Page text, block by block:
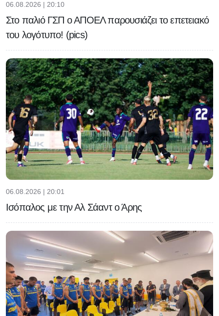
06.08.2026 | 20:10
Στο παλιό ΓΣΠ ο ΑΠΟΕΛ παρουσιάζει το επετειακό
του λογότυπο! (pics)
06.08.2026 | 20:01
Ισόπαλος με την Αλ Σάαντ ο Άρης